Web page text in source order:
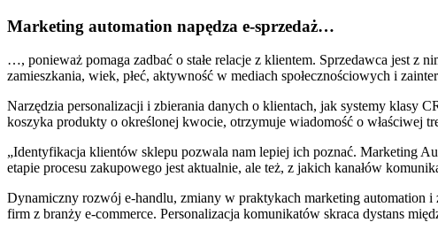
Marketing automation napędza e-sprzedaż…
…, ponieważ pomaga zadbać o stałe relacje z klientem. Sprzedawca jest z
zamieszkania, wiek, płeć, aktywność w mediach społecznościowych i
Narzędzia personalizacji i zbierania danych o klientach, jak systemy klasy
koszyka produkty o określonej kwocie, otrzymuje wiadomość o właściwej
„Identyfikacja klientów sklepu pozwala nam lepiej ich poznać. Marketing
etapie procesu zakupowego jest aktualnie, ale też, z jakich kanałów
Dynamiczny rozwój e-handlu, zmiany w praktykach marketing automation i
firm z branży e-commerce. Personalizacja komunikatów skraca dystans